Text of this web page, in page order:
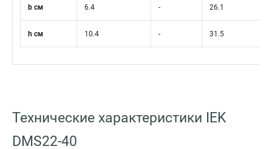
b см 6.4 - 26.1
h см 10.4 - 31.5
Технические характеристики IEK
DMS22-40